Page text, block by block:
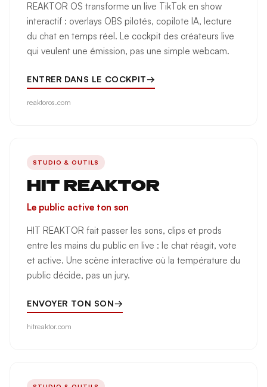
REAKTOR OS transforme un live TikTok en show
interactif : overlays OBS pilotés, copilote IA, lecture
du chat en temps réel. Le cockpit des créateurs live
qui veulent une émission, pas une simple webcam.
ENTRER DANS LE COCKPIT→
reaktoros.com
STUDIO & OUTILS
HIT REAKTOR
Le public active ton son
HIT REAKTOR fait passer les sons, clips et prods
entre les mains du public en live : le chat réagit, vote
et active. Une scène interactive où la température du
public décide, pas un jury.
ENVOYER TON SON→
hitreaktor.com